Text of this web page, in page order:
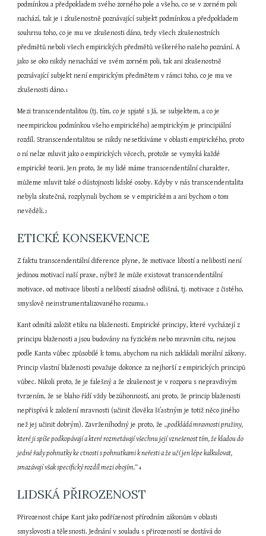
podmínkou a předpokladem svého zorného pole a všeho, co se v zorném poli
nachází, tak je i zkušenostně poznávající subjekt podmínkou a předpokladem
souhrnu toho, co je mu ve zkušenosti dáno, tedy všech zkušenostních
předmětů neboli všech empirických předmětů veškerého našeho poznání. A
jako se oko nikdy nenachází ve svém zorném poli, tak ani zkušenostně
poznávající subjekt není empirickým předmětem v rámci toho, co je mu ve
zkušenosti dáno.1
Mezi transcendentalitou (tj. tím, co je spjaté s Já, se subjektem, a co je
neempirickou podmínkou všeho empirického) aempirickým je principiální
rozdíl. Stranscendentalitou se nikdy nesetkáváme v oblasti empirického, proto
o ní nelze mluvit jako o empirických věcech, protože se vymyká každé
empirické teorii. Jen proto, že my lidé máme transcendentální charakter,
můžeme mluvit také o důstojnosti lidské osoby. Kdyby v nás transcendentalita
nebyla skutečná, rozplynuli bychom se v empirickém a ani bychom o tom
nevěděli.2
ETICKÉ KONSEKVENCE
Z faktu transcendentální diference plyne, že motivace libostí a nelibostí není
jedinou motivací naší praxe, nýbrž že může existovat transcendentální
motivace, od motivace libostí a nelibostí zásadně odlišná, tj. motivace z čistého,
smyslově neinstrumentalizovaného rozumu.3
Kant odmítá založit etiku na blaženosti. Empirické principy, které vycházejí z
principu blaženosti a jsou budovány na fyzickém nebo mravním citu, nejsou
podle Kanta vůbec způsobilé k tomu, abychom na nich zakládali morální zákony.
Princip vlastní blaženosti považuje dokonce za nejhorší z empirických principů
vůbec. Nikoli proto, že je falešný a že zkušenost je v rozporu s nepravdivým
tvrzením, že se blaho řídí vždy bezúhonností, ani proto, že princip blaženosti
nepřispívá k založení mravnosti (učinit člověka šťastným je totiž něco jiného
než jej učinit dobrým). Zavrženíhodný je proto, že „podkládá mravnosti pružiny,
které ji spíše podkopávají a které rozmetávají všechnu její vznešenost tím, že kladou do
jedné řady pohnutky ke ctnosti s pohnutkami k neřesti a že učí jen lépe kalkulovat,
smazávají však specifický rozdíl mezi obojím.“ 4
LIDSKÁ PŘIROZENOST
Přirozenost chápe Kant jako podřízenost přírodním zákonům v oblasti
smyslovosti a tělesnosti. Jednání v souladu s přirozeností se dostává do